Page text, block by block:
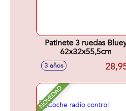
Patinete 3 ruedas
62x32x55,5cm
3 años
NOVEDAD